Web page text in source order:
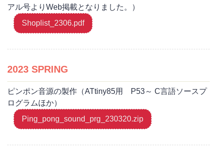
アル号よりWeb掲載となりました。）
Shoplist_2306.pdf
2023 SPRING
ピンポン音源の製作（ATtiny85用 P53～ C言語ソースプ
ログラムほか）
Ping_pong_sound_prg_230320.zip